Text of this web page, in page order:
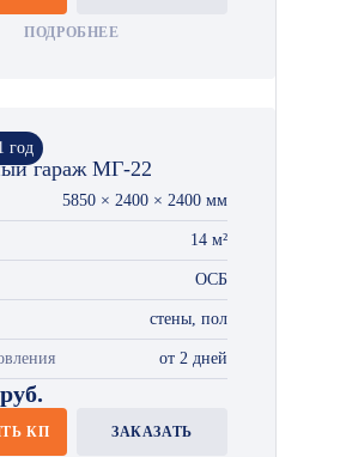
ПОДРОБНЕЕ
год
гараж МГ-22
5850 × 2400 × 2400 мм
14 м²
ОСБ
стены, пол
от 2 дней
КП ЗАКАЗАТЬ